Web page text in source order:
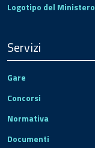
Logotipo del Ministero
Servizi
Gare
Concorsi
Normativa
Documenti